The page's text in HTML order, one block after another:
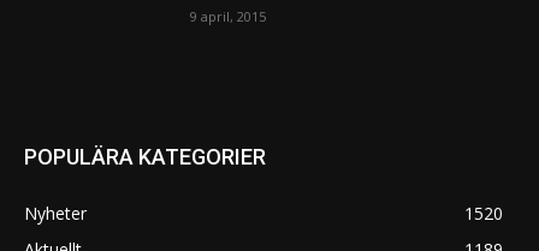
9 april, 2015
POPULÄRA KATEGORIER
Nyheter
1520